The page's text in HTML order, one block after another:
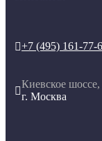
+7 (495) 161-77-

Киевское
г. Москва